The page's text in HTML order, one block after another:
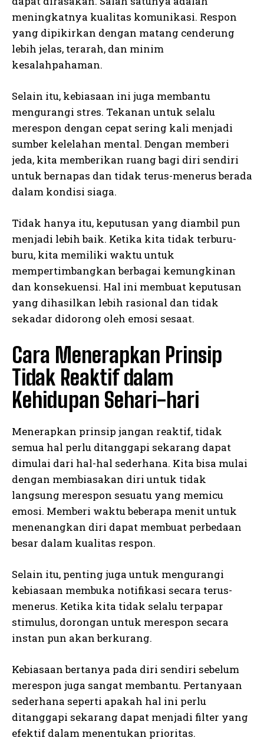
meningkatnya kualitas komunikasi. Respon
yang dipikirkan dengan matang cenderung
lebih jelas, terarah, dan minim
kesalahpahaman.
Selain itu, kebiasaan ini juga membantu
mengurangi stres. Tekanan untuk selalu
merespon dengan cepat sering kali menjadi
sumber kelelahan mental. Dengan memberi
jeda, kita memberikan ruang bagi diri sendiri
untuk bernapas dan tidak terus-menerus berada
dalam kondisi siaga.
Tidak hanya itu, keputusan yang diambil pun
menjadi lebih baik. Ketika kita tidak terburu-
buru, kita memiliki waktu untuk
mempertimbangkan berbagai kemungkinan
dan konsekuensi. Hal ini membuat keputusan
yang dihasilkan lebih rasional dan tidak
sekadar didorong oleh emosi sesaat.
Cara Menerapkan Prinsip
Tidak Reaktif dalam
Kehidupan Sehari-hari
Menerapkan prinsip jangan reaktif, tidak
semua hal perlu ditanggapi sekarang dapat
dimulai dari hal-hal sederhana. Kita bisa mulai
dengan membiasakan diri untuk tidak
langsung merespon sesuatu yang memicu
emosi. Memberi waktu beberapa menit untuk
menenangkan diri dapat membuat perbedaan
besar dalam kualitas respon.
Selain itu, penting juga untuk mengurangi
kebiasaan membuka notifikasi secara terus-
menerus. Ketika kita tidak selalu terpapar
stimulus, dorongan untuk merespon secara
instan pun akan berkurang.
Kebiasaan bertanya pada diri sendiri sebelum
merespon juga sangat membantu. Pertanyaan
sederhana seperti apakah hal ini perlu
ditanggapi sekarang dapat menjadi filter yang
efektif dalam menentukan prioritas.